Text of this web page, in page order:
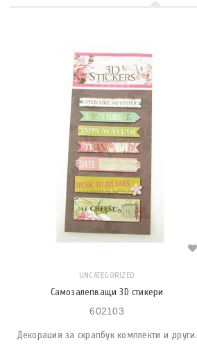
UNCATEGORIZED
Самозалепващи 3D стикери
602103
Декорация за скрапбук комплекти и други.